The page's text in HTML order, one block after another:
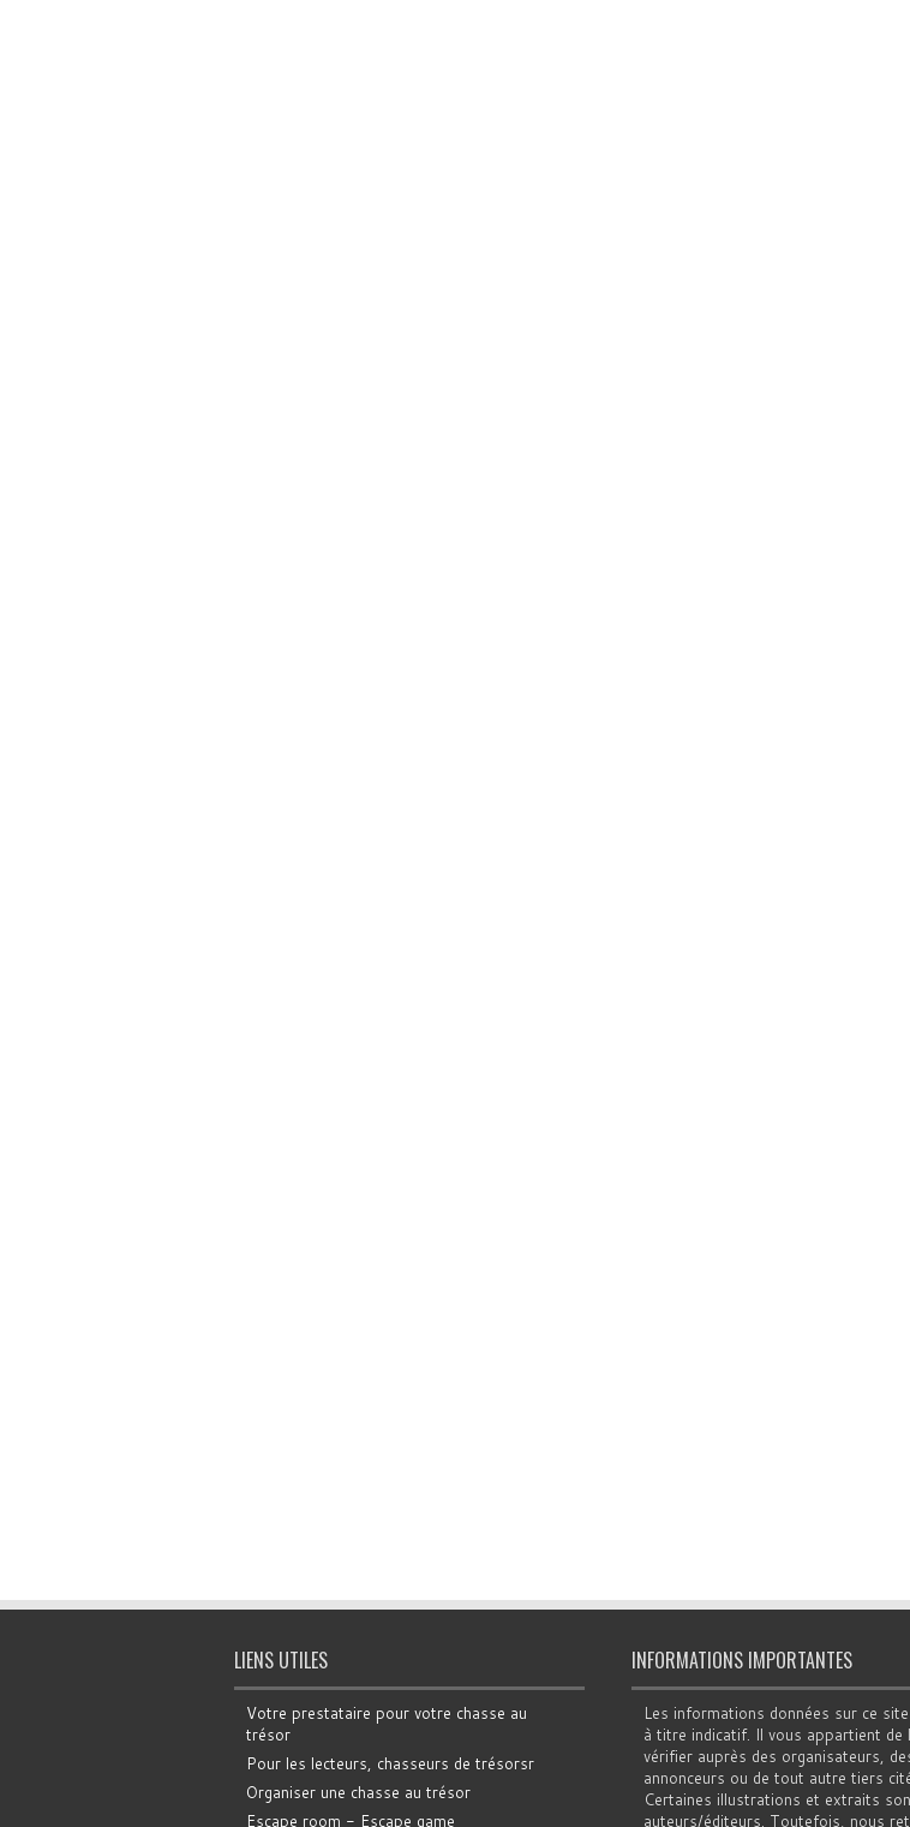
LIENS UTILES
Votre prestataire pour votre chasse au
trésor
Pour les lecteurs, chasseurs de trésorsr
Organiser une chasse au trésor
Escape room - Escape game
INFORMATIONS IMPORTANTES
Les informations données sur ce
à titre indicatif. Il vous appartient de
vérifier auprès des organisateurs,
annonceurs ou de tout autre tiers
Certaines illustrations et extraits
auteurs/éditeurs. Toutefois, nous